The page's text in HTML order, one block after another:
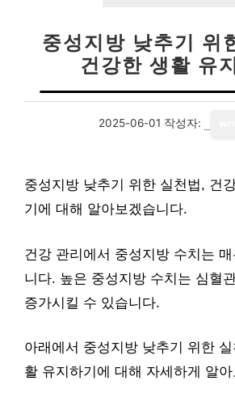
중성지방 낮추기 위
건강한 생활 유
2025-06-01 작성자:
중성지방 낮추기 위한 실천법, 건
기에 대해 알아보겠습니다.
건강 관리에서 중성지방 수치는
니다. 높은 중성지방 수치는 심혈
증가시킬 수 있습니다.
아래에서 중성지방 낮추기 위한
활 유지하기에 대해 자세하게 알